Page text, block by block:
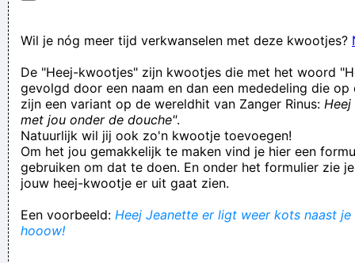
Wil je nóg meer tijd verkwanselen met deze kwootjes?
De "Heej-kwootjes" zijn kwootjes die met het woord
gevolgd door een naam en dan een mededeling die op
zijn een variant op de wereldhit van Zanger Rinus:
met jou onder de douche".
Natuurlijk wil jij ook zo'n kwootje toevoegen!
Om het jou gemakkelijk te maken vind je hier een
gebruiken om dat te doen. En onder het formulier zie
jouw heej-kwootje er uit gaat zien.
Een voorbeeld: Heej Jeanette er ligt weer kots naast je
hooow!